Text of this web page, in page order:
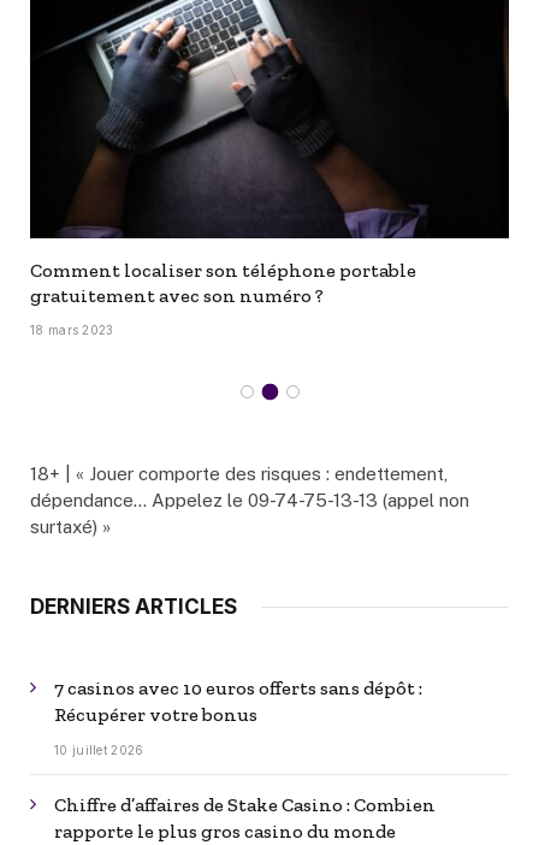
Comment localiser son téléphone portable
gratuitement avec son numéro ?
18 mars 2023
18+ | « Jouer comporte des risques : endettement,
dépendance… Appelez le 09-74-75-13-13 (appel non
surtaxé) »
DERNIERS ARTICLES
7 casinos avec 10 euros offerts sans dépôt :
Récupérer votre bonus
10 juillet 2026
Chiffre d’affaires de Stake Casino : Combien
rapporte le plus gros casino du monde